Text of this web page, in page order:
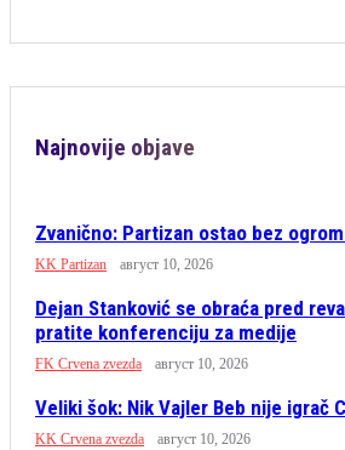
Najnovije objave
Zvanično: Partizan ostao bez
KK Partizan август 10, 2026
Dejan Stanković se obraća pred
pratite konferenciju za medije
FK Crvena zvezda август 10, 2026
Veliki šok: Nik Vajler Beb nije igrač
KK Crvena zvezda август 10, 2026